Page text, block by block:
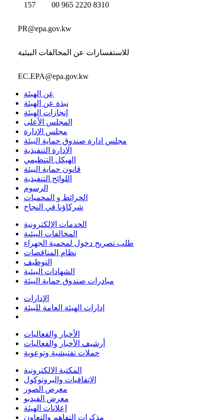
157 00 965 2220 8310
PR@epa.gov.kw
للاستفسارات عن المخالفات البيئية
EC.EPA@epa.gov.kw
عن الهيئة
نبذة عن الهيئة
إنجازات الهيئة
المجلس الأعلى
مجلس الإدارة
مجلس ادارة صندوق حماية البيئة
الإدارة التنفيذية
الهيكل التنظيمي
قانون حماية البيئة
اللوائح التنفيذية
الرسوم
الخرائط و المحميات
شركاؤنا في النجاح
الخدمات الإلكترونية
المخالفات البيئية
طلب تصريح دخول لمحمية الجهراء
نظام المناقصات
التوظيف
الشهادات البيئية
مبادرات صندوق حماية البيئة
الإدارات
إدارات الهيئة العامة للبيئة
الأخبار والفعاليات
أرشيف الأخبار والفعاليات
حملات تفتيشية وتوعوية
المكتبة الالكترونية
الإتفاقيات والبروتوكول
معرض الصور
معرض الفيديو
إعلانات الهيئة
مذكرات التفاهم والتعاون